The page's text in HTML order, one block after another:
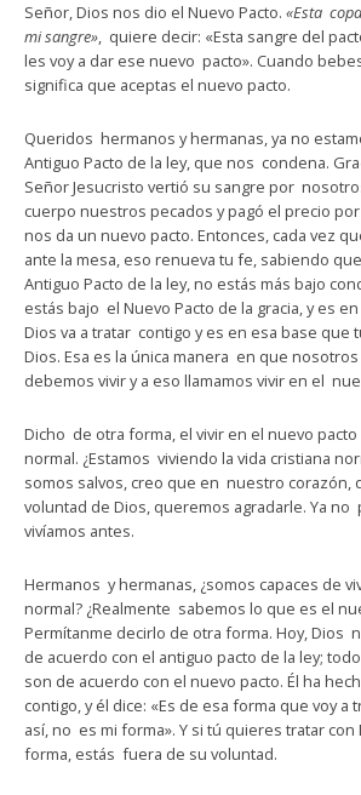
Señor, Dios nos dio el Nuevo Pacto. «Esta
mi sangre», quiere decir: «Esta sangre del
les voy a dar ese nuevo pacto». Cuando
significa que aceptas el nuevo pacto.
Queridos hermanos y hermanas, ya no
Antiguo Pacto de la ley, que nos condena.
Señor Jesucristo vertió su sangre por
cuerpo nuestros pecados y pagó el precio
nos da un nuevo pacto. Entonces, cada vez
ante la mesa, eso renueva tu fe, sabiendo
Antiguo Pacto de la ley, no estás más bajo
estás bajo el Nuevo Pacto de la gracia, y es
Dios va a tratar contigo y es en esa base que
Dios. Esa es la única manera en que
debemos vivir y a eso llamamos vivir en el
Dicho de otra forma, el vivir en el nuevo pacto
normal. ¿Estamos viviendo la vida cristiana
somos salvos, creo que en nuestro corazón,
voluntad de Dios, queremos agradarle. Ya no
vivíamos antes.
Hermanos y hermanas, ¿somos capaces de
normal? ¿Realmente sabemos lo que es el
Permítanme decirlo de otra forma. Hoy, Dios
de acuerdo con el antiguo pacto de la ley;
son de acuerdo con el nuevo pacto. Él ha
contigo, y él dice: «Es de esa forma que voy a
así, no es mi forma». Y si tú quieres tratar
forma, estás fuera de su voluntad.